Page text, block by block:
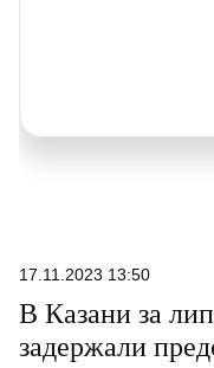
17.11.2023 13:50
В Казани за
задержали